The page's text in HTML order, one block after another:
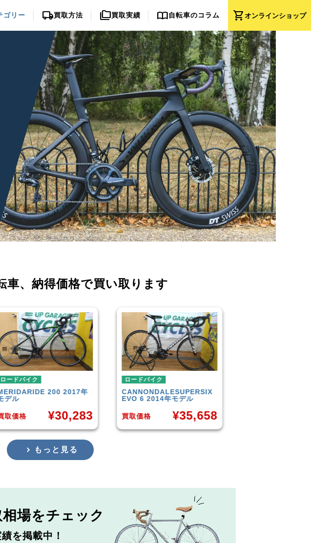
shopping_cartオンラインショップ
ゴリー local_shipping買取方法 folder_copy買取実績 import_contacts自転車のコラム
、 納得価格で買い取ります
ロードバイク
CANNONDALESUPERSIX
買取価格 ¥35,658
ロードバイク
TREKDOMANE 4.5 2013
年モデル
買取価格 ¥50,849
もっと見る
相場をチェック
を掲載中！